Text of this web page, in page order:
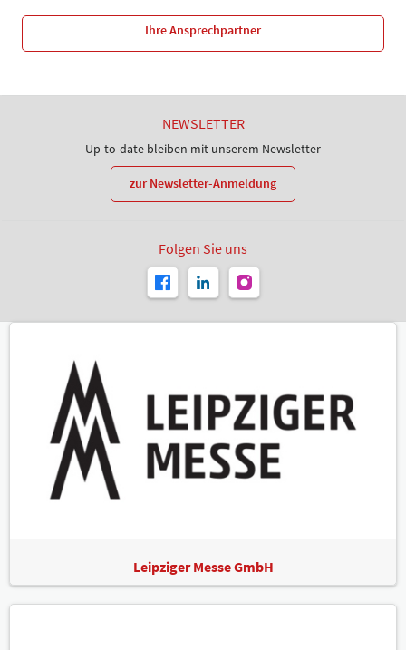
Ihre Ansprechpartner
NEWSLETTER
Up-to-date bleiben mit unserem Newsletter
zur Newsletter-Anmeldung
Folgen Sie uns
Leipziger Messe GmbH